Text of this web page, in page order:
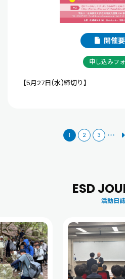
開催
申し込みフ
【5月27日(水)締切り】
1 2 3 ・・・
ESD
活動日誌